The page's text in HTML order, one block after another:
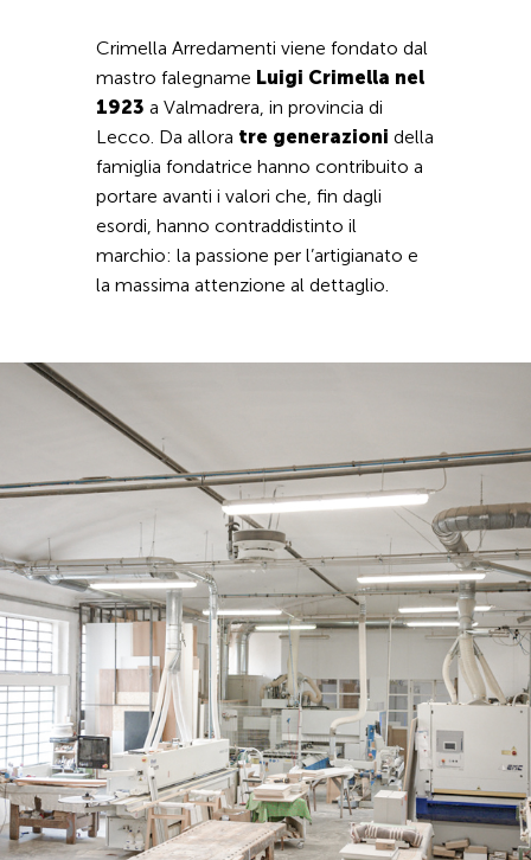
Crimella Arredamenti viene fondato dal
mastro falegname Luigi Crimella nel
1923 a Valmadrera, in provincia di
Lecco. Da allora tre generazioni della
famiglia fondatrice hanno contribuito a
portare avanti i valori che, fin dagli
esordi, hanno contraddistinto il
marchio: la passione per l’artigianato e
la massima attenzione al dettaglio.